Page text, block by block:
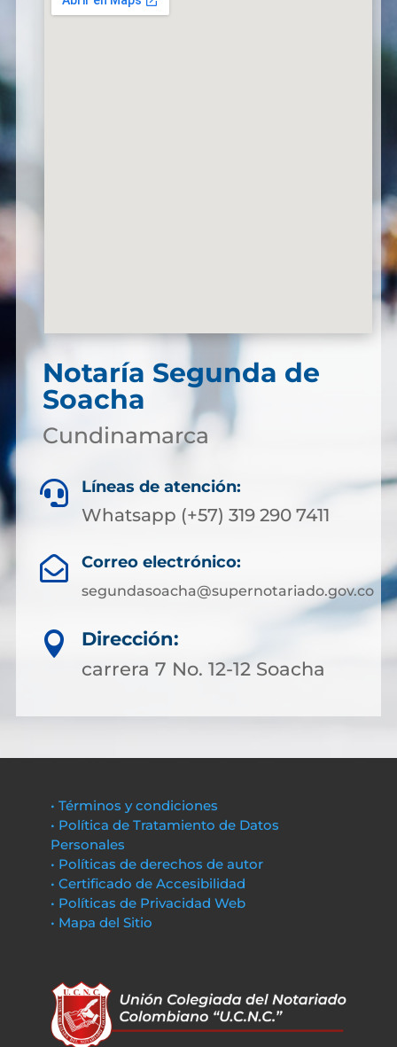
Notaría Segunda de
Soacha
Cundinamarca
 Líneas de atención:
Whatsapp (+57) 319 290 7411
 Correo electrónico:
segundasoacha@supernotariado.gov.co

Dirección:
carrera 7 No. 12-12 Soacha
• Términos y condiciones
• Política de Tratamiento de Datos
Personales
• Políticas de derechos de autor
• Certificado de Accesibilidad
• Políticas de Privacidad Web
• Mapa del Sitio